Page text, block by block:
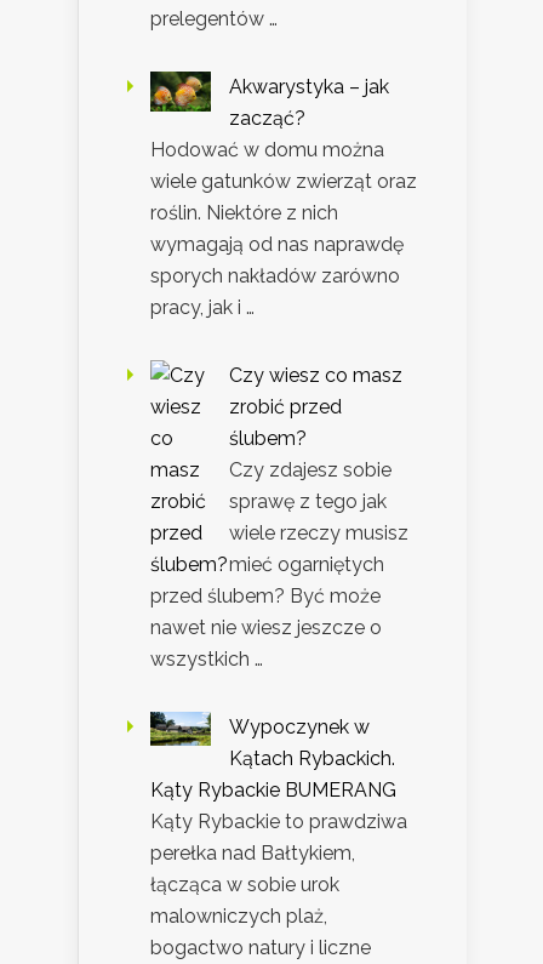
prelegentów …
Akwarystyka – jak
zacząć?
Hodować w domu można
wiele gatunków zwierząt oraz
roślin. Niektóre z nich
wymagają od nas naprawdę
sporych nakładów zarówno
pracy, jak i …
Czy wiesz co masz
zrobić przed
ślubem?
Czy zdajesz sobie
sprawę z tego jak
wiele rzeczy musisz
mieć ogarniętych
przed ślubem? Być może
nawet nie wiesz jeszcze o
wszystkich …
Wypoczynek w
Kątach Rybackich.
Kąty Rybackie BUMERANG
Kąty Rybackie to prawdziwa
perełka nad Bałtykiem,
łącząca w sobie urok
malowniczych plaż,
bogactwo natury i liczne